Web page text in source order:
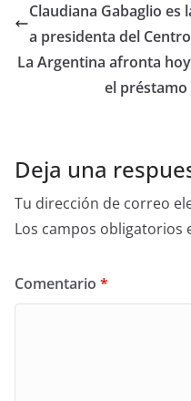
Claudiana Gabaglio
a presidenta del
La Argentina afronta
el préstamo
Deja una
Tu dirección de correo
Los campos obligatorios
Comentario *